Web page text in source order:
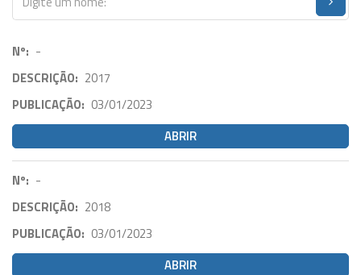
Nº: -
DESCRIÇÃO: 2017
PUBLICAÇÃO: 03/01/2023
ABRIR
Nº: -
DESCRIÇÃO: 2018
PUBLICAÇÃO: 03/01/2023
ABRIR